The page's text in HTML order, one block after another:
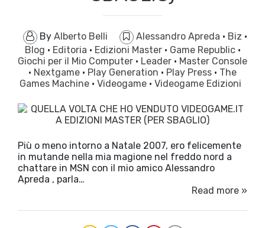
By Alberto Belli Alessandro Apreda · Biz ·
Blog · Editoria · Edizioni Master · Game Republic ·
Giochi per il Mio Computer · Leader · Master Console
· Nextgame · Play Generation · Play Press · The
Games Machine · Videogame · Videogame Edizioni
Più o meno intorno a Natale 2007, ero felicemente
in mutande nella mia magione nel freddo nord a
chattare in MSN con il mio amico Alessandro
Apreda , parla…
Read more »